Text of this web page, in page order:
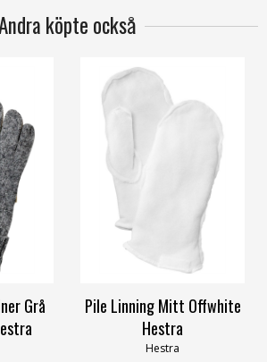
köpte också
11
Grå
5 11
Pile Linning Mitt Offwhite
Hestra
Hestra